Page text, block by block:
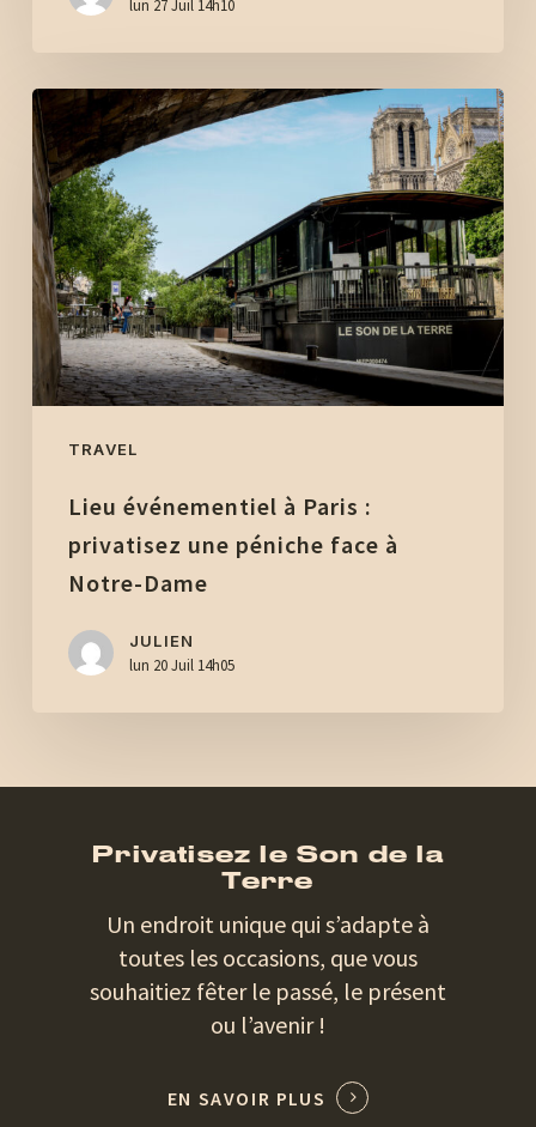
lun 27 Juil 14h10
TRAVEL
Lieu
événementiel
à
Paris
:
privatisez
une
péniche
face
à
Notre-
Lieu événementiel à Paris :
privatisez une péniche face à
Notre-Dame
JULIEN
lun 20 Juil 14h05
Privatisez le Son de la
Terre
Un endroit unique qui s’adapte à
toutes les occasions, que vous
souhaitiez fêter le passé, le présent
ou l’avenir !
EN SAVOIR PLUS